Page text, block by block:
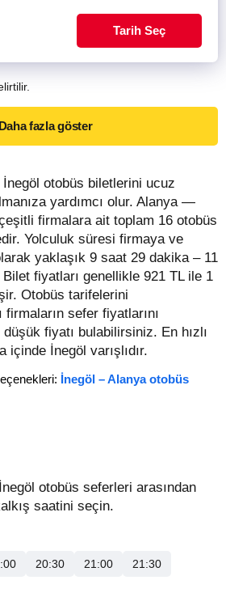
Tarih Seç
Daha fazla göster
otobüs biletlerini ucuz
yardımcı olur. Alanya —
firmalara ait toplam 16 otobüs
Yolculuk süresi firmaya ve
yaklaşık 9 saat 29 dakika – 11
Bilet fiyatları genellikle 921 TL ile 1
Otobüs tarifelerini
sefer fiyatlarını
fiyatı bulabilirsiniz. En hızlı
İnegöl varışlıdır.
İnegöl – Alanya otobüs
otobüs seferleri arasından
saatini seçin.
20:30 21:00
21:30